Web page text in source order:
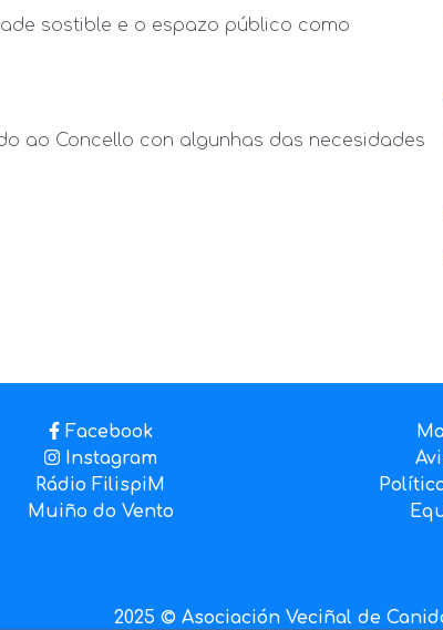
sostible e o espazo público como
ao Concello con algunhas das necesidades
Facebook
Instagram
Rádio FilispiM
Muiño do Vento
2025 © Asociación Veciñal de